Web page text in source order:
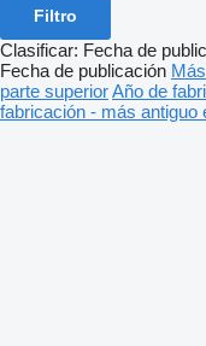
Filtro
Clasificar: Fecha de
Fecha de publicación
parte superiorAño de
fabricación - más antiguo